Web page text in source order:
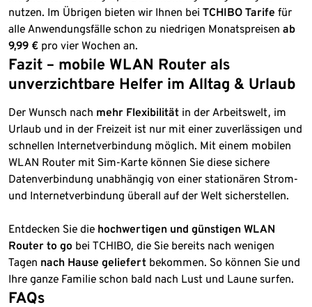
nutzen. Im Übrigen bieten wir Ihnen bei TCHIBO Tarife für
alle Anwendungsfälle schon zu niedrigen Monatspreisen ab
9,99 € pro vier Wochen an.
Fazit – mobile WLAN Router als
unverzichtbare Helfer im Alltag & Urlaub
Der Wunsch nach mehr Flexibilität in der Arbeitswelt, im
Urlaub und in der Freizeit ist nur mit einer zuverlässigen und
schnellen Internetverbindung möglich. Mit einem mobilen
WLAN Router mit Sim-Karte können Sie diese sichere
Datenverbindung unabhängig von einer stationären Strom-
und Internetverbindung überall auf der Welt sicherstellen.
Entdecken Sie die hochwertigen und günstigen WLAN
Router to go bei TCHIBO, die Sie bereits nach wenigen
Tagen nach Hause geliefert bekommen. So können Sie und
Ihre ganze Familie schon bald nach Lust und Laune surfen.
FAQs